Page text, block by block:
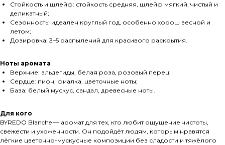
Стойкость и шлейф: стойкость средняя, шлейф мягкий, чистый и
деликатный;
Сезонность: идеален круглый год, особенно хорош весной и
летом;
Дозировка: 3–5 распылений для красивого раскрытия.
Ноты аромата
Верхние: альдегиды, белая роза, розовый перец;
Сердце: пион, фиалка, цветочные ноты;
База: белый мускус, сандал, древесные ноты.
Для кого
BYREDO Blanche — аромат для тех, кто любит ощущение чистоты,
свежести и ухоженности. Он подойдёт людям, которым нравятся
лёгкие цветочно-мускусные композиции без сладости и тяжёлого